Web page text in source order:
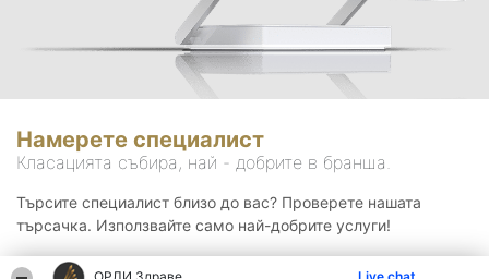
Намерете специалист
Класацията събира, най - добрите в бранша.
Търсите специалист близо до вас? Проверете нашата
търсачка. Използвайте само най-добрите услуги!